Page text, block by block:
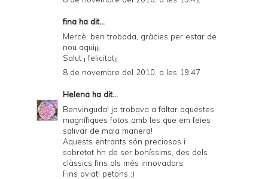
fina ha dit...
Mercè, ben trobada, gràcies per estar de
nou aqui¡¡¡
Salut ¡ felicitat¡¡
8 de novembre del 2010, a les 19:47
Helena ha dit...
Benvinguda! ja trobava a faltar aquestes
magnífiques fotos amb les que em feies
salivar de mala manera!
Aquests entrants són preciosos i
sobretot hn de ser boníssims, des dels
clàssics fins als més innovadors.
Fins aviat! petons ;)